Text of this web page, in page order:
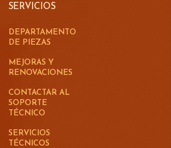
SERVICIOS
DEPARTAMENTO
DE PIEZAS
MEJORAS Y
RENOVACIONES
CONTACTAR AL
SOPORTE
TÉCNICO
SERVICIOS
TÉCNICOS